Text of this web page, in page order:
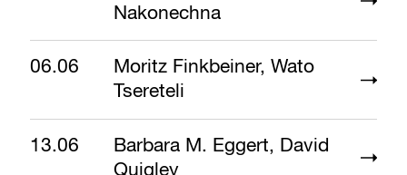
Nakonechna
06.06
Moritz Finkbeiner, Wato
Tsereteli
13.06
Barbara M. Eggert, David
Quigley